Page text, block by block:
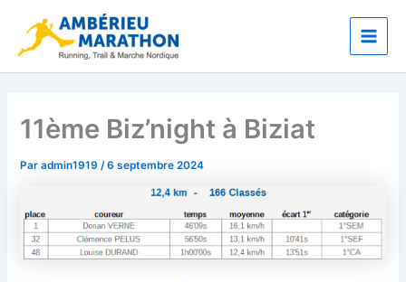
contenu
Main
11ème Biz’night à Biziat
Paradmin1919/6 septembre 2024